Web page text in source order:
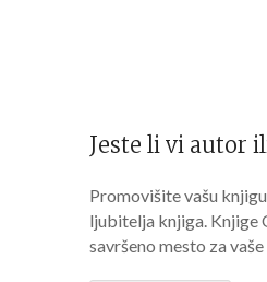
Jeste li vi autor
Promovišite vašu
ljubitelja knjiga. Knjige
savršeno mesto za